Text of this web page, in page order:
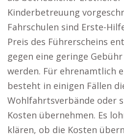
Kinderbetreuung
Fahrschulen sind Erste-
Preis des Führerscheins
gegen eine geringe
werden. Für ehrenamtlich
besteht in einigen Fällen
Wohlfahrtsverbände oder
Kosten übernehmen. Es
klären, ob die Kosten